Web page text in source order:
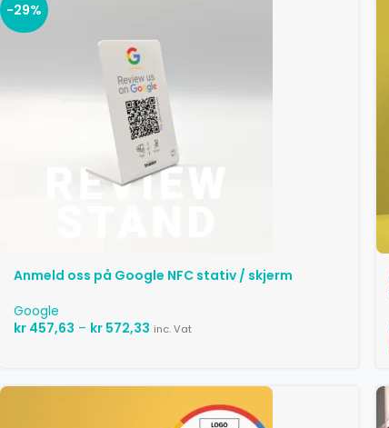
-29%
Anmeld oss ​​på Google NFC stativ / skjerm
Google
kr 457,63 – kr 572,33 inc. Vat